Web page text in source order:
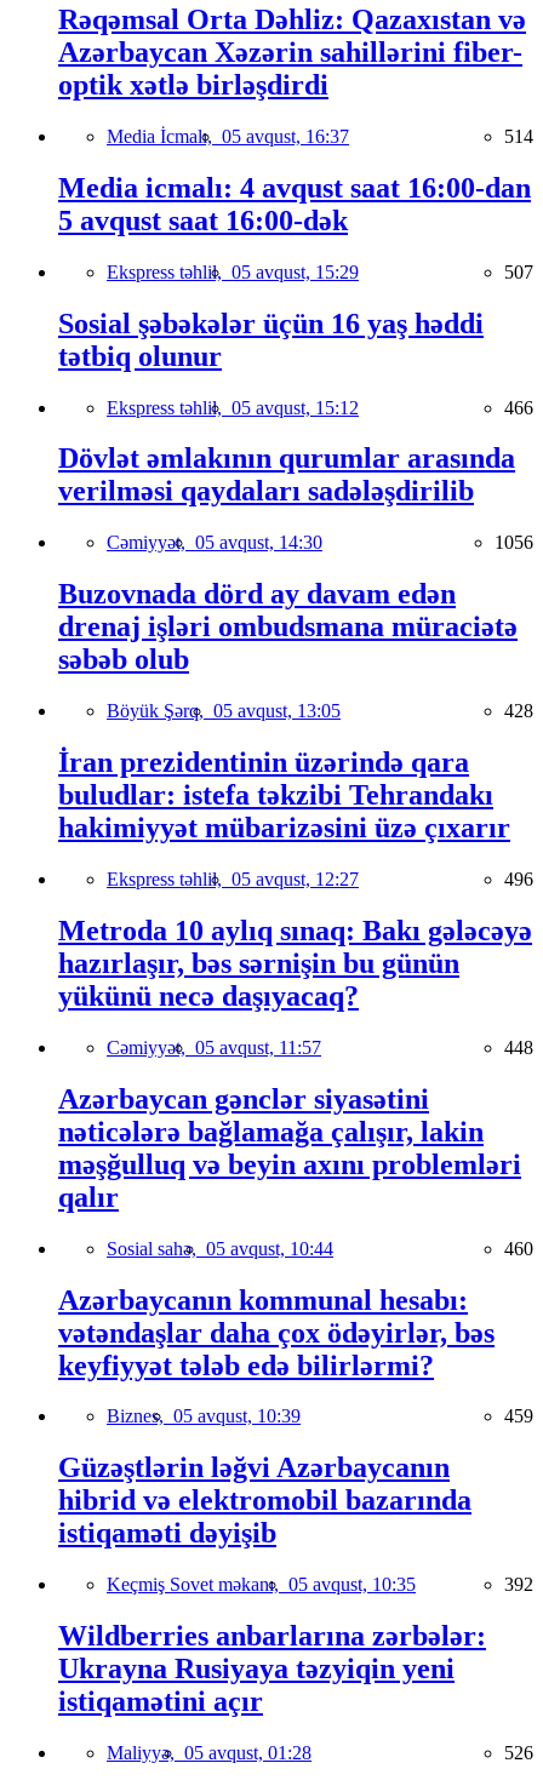
Rəqəmsal Orta Dəhliz: Qazaxıstan və
Azərbaycan Xəzərin sahillərini fiber-
optik xətlə birləşdirdi
Media İcmalı, 05 avqust, 16:37 514
Media icmalı: 4 avqust saat 16:00-dan
5 avqust saat 16:00-dək
Ekspress təhlil, 05 avqust, 15:29 507
Sosial şəbəkələr üçün 16 yaş həddi
tətbiq olunur
Ekspress təhlil, 05 avqust, 15:12 466
Dövlət əmlakının qurumlar arasında
verilməsi qaydaları sadələşdirilib
Cəmiyyət, 05 avqust, 14:30 1056
Buzovnada dörd ay davam edən
drenaj işləri ombudsmana müraciətə
səbəb olub
Böyük Şərq, 05 avqust, 13:05 428
İran prezidentinin üzərində qara
buludlar: istefa təkzibi Tehrandakı
hakimiyyət mübarizəsini üzə çıxarır
Ekspress təhlil, 05 avqust, 12:27 496
Metroda 10 aylıq sınaq: Bakı gələcəyə
hazırlaşır, bəs sərnişin bu günün
yükünü necə daşıyacaq?
Cəmiyyət, 05 avqust, 11:57 448
Azərbaycan gənclər siyasətini
nəticələrə bağlamağa çalışır, lakin
məşğulluq və beyin axını problemləri
qalır
Sosial sahə, 05 avqust, 10:44 460
Azərbaycanın kommunal hesabı:
vətəndaşlar daha çox ödəyirlər, bəs
keyfiyyət tələb edə bilirlərmi?
Biznes, 05 avqust, 10:39 459
Güzəştlərin ləğvi Azərbaycanın
hibrid və elektromobil bazarında
istiqaməti dəyişib
Keçmiş Sovet məkanı, 05 avqust, 10:35 392
Wildberries anbarlarına zərbələr:
Ukrayna Rusiyaya təzyiqin yeni
istiqamətini açır
Maliyyə, 05 avqust, 01:28 526